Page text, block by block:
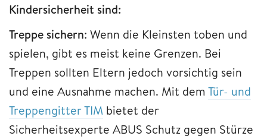
Kindersicherheit sind:
Treppe sichern: Wenn die Kleinsten toben und
spielen, gibt es meist keine Grenzen. Bei
Treppen sollten Eltern jedoch vorsichtig sein
und eine Ausnahme machen. Mit dem Tür- und
Treppengitter TIM bietet der
Sicherheitsexperte ABUS Schutz gegen Stürze